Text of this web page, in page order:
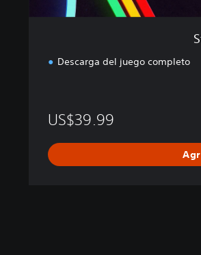
Descarga del juego completo
US$39.99